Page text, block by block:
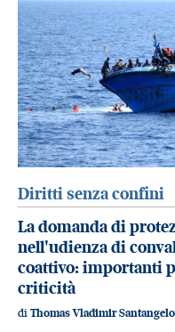
Diritti senza confini
La domanda di
nell'udienza di
coattivo: importanti
criticità
di Thomas Vladimir Santangelo